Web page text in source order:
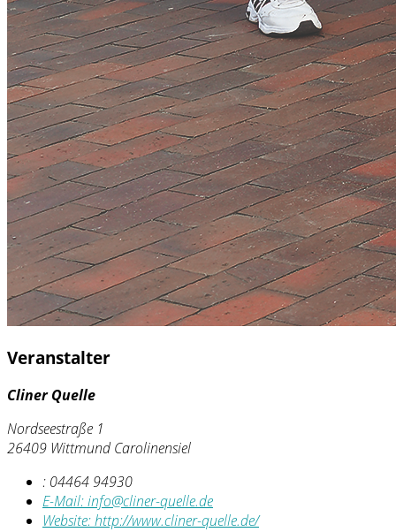
Veranstalter
Cliner Quelle
Nordseestraße 1
26409 Wittmund Carolinensiel
: 04464 94930
E-Mail:info@cliner-quelle.de
Website:http://www.cliner-quelle.de/